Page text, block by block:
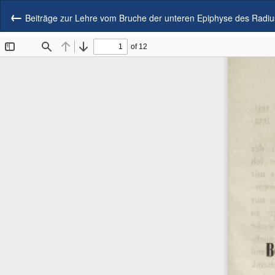
Artikeldetails
zurückkehren
Beiträge zur Lehre vom Bruche der unteren Epiphyse des